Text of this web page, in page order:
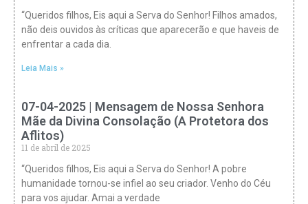
“Queridos filhos, Eis aqui a Serva do Senhor! Filhos amados,
não deis ouvidos às críticas que aparecerão e que haveis de
enfrentar a cada dia.
Leia Mais »
07-04-2025 | Mensagem de Nossa Senhora
Mãe da Divina Consolação (A Protetora dos
Aflitos)
11 de abril de 2025
“Queridos filhos, Eis aqui a Serva do Senhor! A pobre
humanidade tornou-se infiel ao seu criador. Venho do Céu
para vos ajudar. Amai a verdade